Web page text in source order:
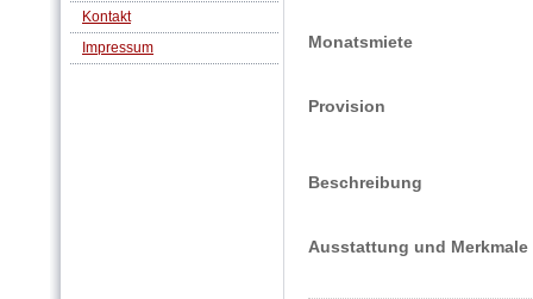
Kontakt
Impressum
Monatsmiete
Provision
Beschreibung
Ausstattung und Merkmale